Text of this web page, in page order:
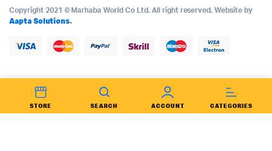
Copyright 2021 © Marhaba World Co Ltd. All right reserved. Website by
Aapta Solutions.
STORE SEARCH ACCOUNT CATEGORIES